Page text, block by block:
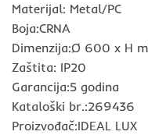
Materijal: Metal/PC
Boja:CRNA
Dimenzija:Ø 600 x H
Zaštita: IP20
Garancija:5 godina
Kataloški br.:269436
Proizvođač:IDEAL LUX